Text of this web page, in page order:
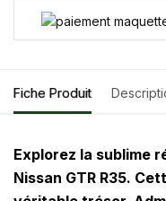
Fiche Produit
Explorez la sublime
Nissan GTR R35.